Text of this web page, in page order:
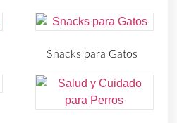
Snacks para Gatos